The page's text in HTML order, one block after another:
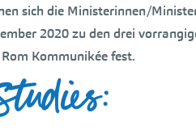
sich die Ministerinnen/
2020 zu den drei
Kommunikée fest.